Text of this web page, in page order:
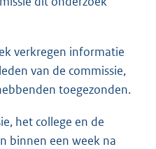
verkregen informatie
van de commissie,
toegezonden.
het college en de
binnen een week na